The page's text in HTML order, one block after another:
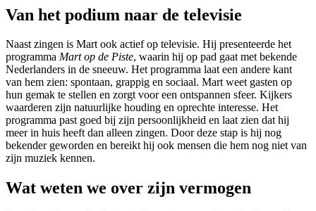
Van het podium naar de televisie
Naast zingen is Mart ook actief op televisie. Hij presenteerde het
programma Mart op de Piste, waarin hij op pad gaat met bekende
Nederlanders in de sneeuw. Het programma laat een andere kant
van hem zien: spontaan, grappig en sociaal. Mart weet gasten op
hun gemak te stellen en zorgt voor een ontspannen sfeer. Kijkers
waarderen zijn natuurlijke houding en oprechte interesse. Het
programma past goed bij zijn persoonlijkheid en laat zien dat hij
meer in huis heeft dan alleen zingen. Door deze stap is hij nog
bekender geworden en bereikt hij ook mensen die hem nog niet van
zijn muziek kennen.
Wat weten we over zijn vermogen